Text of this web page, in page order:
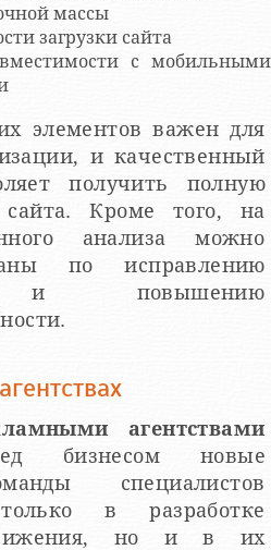
массы
загрузки сайта
с мобильными
элементов важен для
и качественный
получить полную
Кроме того, на
анализа можно
по исправлению
и повышению
агентствами
бизнесом новые
специалистов
в разработке
но и в их